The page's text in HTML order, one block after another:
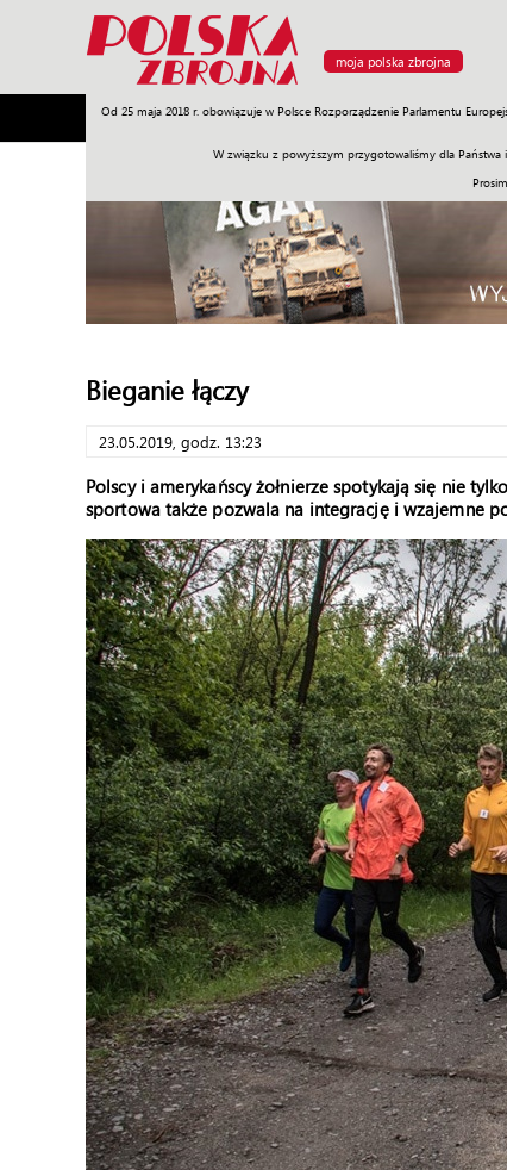
moja polska zbrojna
Od 25 maja 2018 r. obowiązuje w Polsce Rozporządzenie Parlamentu
W związku z powyższym przygotowaliśmy dla
Armia Poligon Sprzęt Misje Polityka
Bieganie łączy
23.05.2019, godz. 13:23
Polscy i amerykańscy żołnierze spotykają się nie
sportowa także pozwala na integrację i wzajemne